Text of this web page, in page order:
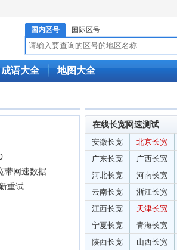
国内区号 国际区号
成语大全 地图大全
带网速数据
重试
在线长宽网速测试
安徽长宽 北京长宽
广东长宽
广西长宽
河北长宽
河南长宽
云南长宽
浙江长宽
江西长宽
天津长宽
宁夏长宽
青海长宽
陕西长宽
山西长宽